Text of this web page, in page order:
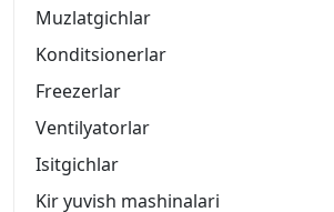
Muzlatgichlar
Konditsionerlar
Freezerlar
Ventilyatorlar
Isitgichlar
Kir yuvish mashinalari